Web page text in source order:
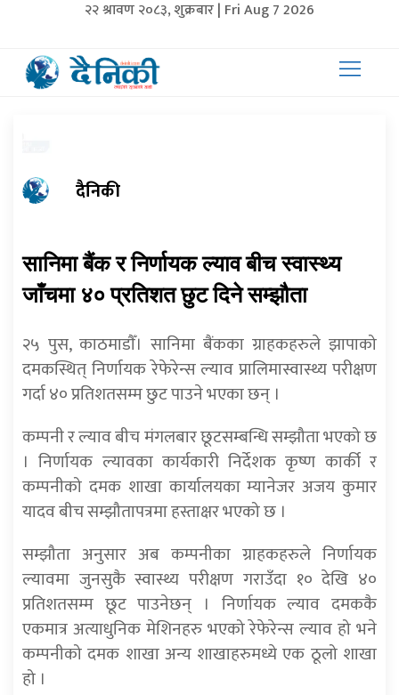
२२ श्रावण २०८३, शुक्रबार | Fri Aug 7 2026
दैनिकी
सानिमा बैंक र निर्णायक ल्याव बीच स्वास्थ्य
जाँचमा ४० प्रतिशत छुट दिने सम्झौता
२५ पुस, काठमाडाैँ। सानिमा बैंकका ग्राहकहरुले झापाको
दमकस्थित् निर्णायक रेफेरेन्स ल्याव प्रालिमास्वास्थ्य परीक्षण
गर्दा ४० प्रतिशतसम्म छुट पाउने भएका छन् ।
कम्पनी र ल्याव बीच मंगलबार छूटसम्बन्धि सम्झौता भएको छ
। निर्णायक ल्यावका कार्यकारी निर्देशक कृष्ण कार्की र
कम्पनीको दमक शाखा कार्यालयका म्यानेजर अजय कुमार
यादव बीच सम्झौतापत्रमा हस्ताक्षर भएको छ ।
सम्झौता अनुसार अब कम्पनीका ग्राहकहरुले निर्णायक
ल्यावमा जुनसुकै स्वास्थ्य परीक्षण गराउँदा १० देखि ४०
प्रतिशतसम्म छूट पाउनेछन् । निर्णायक ल्याव दमककै
एकमात्र अत्याधुनिक मेशिनहरु भएको रेफेरेन्स ल्याव हो भने
कम्पनीको दमक शाखा अन्य शाखाहरुमध्ये एक ठूलो शाखा
हो ।